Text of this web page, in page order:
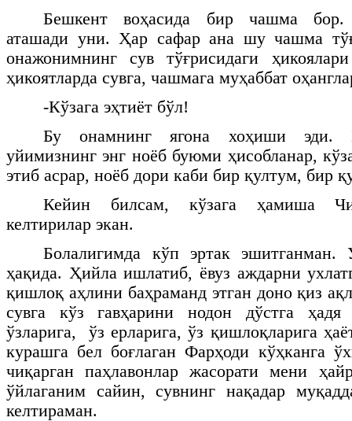
Бешкент воҳасида бир чашма бор.
аташади уни. Ҳар сафар ана шу чашма
онажонимнинг сув тўғрисидаги
ҳикоятларда сувга, чашмага муҳаббат
-Кўзага эҳтиёт бўл!
Бу онамнинг ягона хоҳиши эди.
уйимизнинг энг ноёб буюми ҳисобланар,
этиб асрар, ноёб дори каби бир қултум, бир
Кейин билсам, кўзага ҳамиша
келтирилар экан.
Болалигимда кўп эртак эшитганман.
ҳақида. Ҳийла ишлатиб, ёвуз аждарни
қишлоқ аҳлини баҳраманд этган доно қиз
сувга кўз гавҳарини нодон дўстга ҳадя
ўзларига, ўз ерларига, ўз қишлоқларига
курашга бел боғлаган Фарҳоди кўҳканга
чиқарган паҳлавонлар жасорати мени
ўйлаганим сайин, сувнинг нақадар
келтираман.